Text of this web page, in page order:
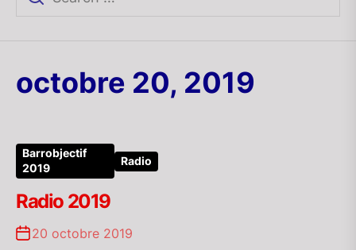
octobre 20, 2019
Barrobjectif
2019
Radio
Radio 2019
20 octobre 2019